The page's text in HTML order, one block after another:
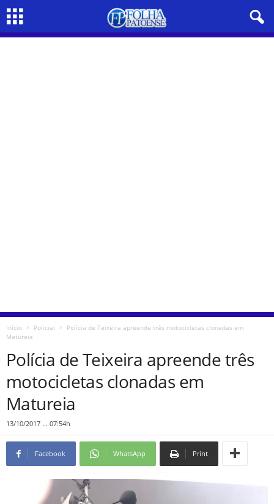
Início Policial
Polícia de Teixeira apreende três motocicletas clonadas em
Matureia
Polícia de Teixeira apreende três
motocicletas clonadas em
Matureia
13/10/2017 ... 07:54h
Facebook WhatsApp Print